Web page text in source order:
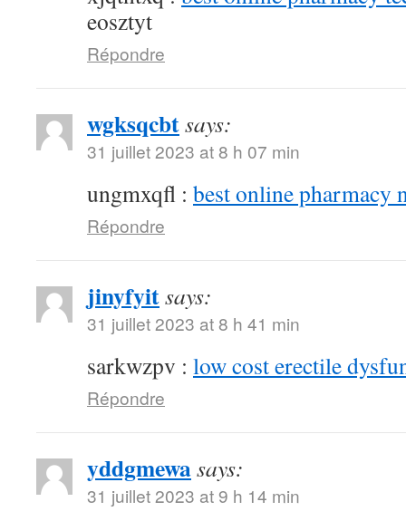
eosztyt
Répondre
wgksqcbtsays:
31 juillet 2023 at 8 h 07 min
ungmxqfl : best online pharmacy
Répondre
jinyfyitsays:
31 juillet 2023 at 8 h 41 min
sarkwzpv : low cost erectile
Répondre
yddgmewasays:
31 juillet 2023 at 9 h 14 min